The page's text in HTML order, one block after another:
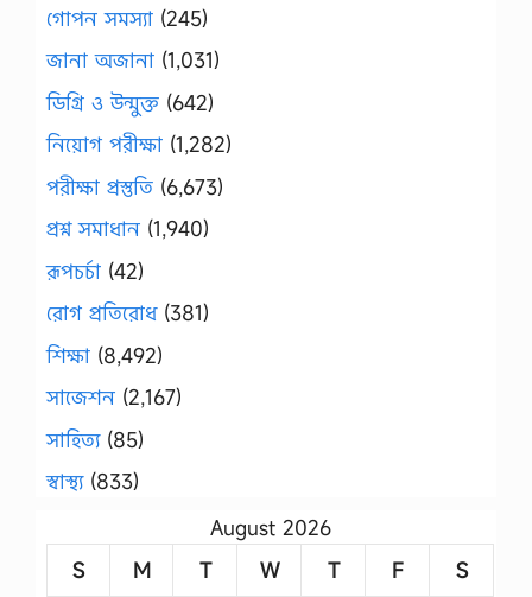
গোপন সমস্যা (245)
জানা অজানা (1,031)
ডিগ্রি ও উন্মুক্ত (642)
নিয়োগ পরীক্ষা (1,282)
পরীক্ষা প্রস্তুতি (6,673)
প্রশ্ন সমাধান (1,940)
রূপচর্চা (42)
রোগ প্রতিরোধ(381)
শিক্ষা (8,492)
সাজেশন (2,167)
সাহিত্য(85)
স্বাস্থ্য(833)
August 2026
S
M T W T F
S